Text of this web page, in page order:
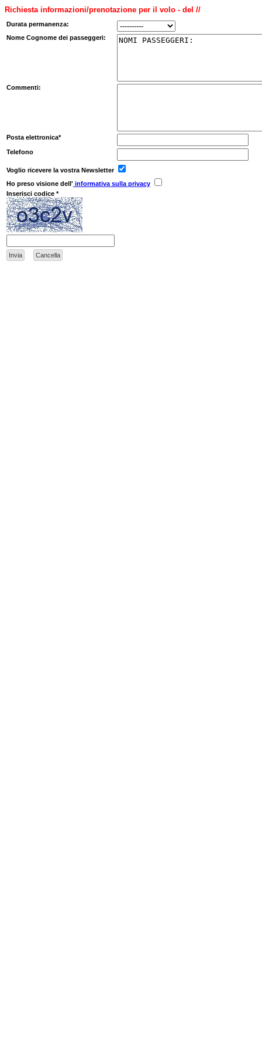
Richiesta informazioni/prenotazione per il volo - del //
Durata permanenza:
Nome Cognome dei passeggeri:
Commenti:
Posta elettronica*
Telefono
Voglio ricevere la vostra Newsletter
Ho preso visione dell' informativa sulla privacy
Inserisci codice *